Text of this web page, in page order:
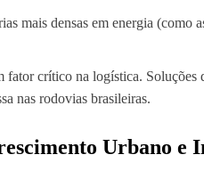
mais densas em energia (como
fator crítico na logística.
nas rodovias brasileiras.
Urbano e